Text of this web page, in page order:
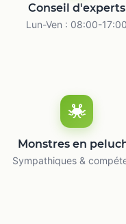
Conseil d'experts
Lun-Ven : 08:00-17:00
Monstres en
Sympathiques &